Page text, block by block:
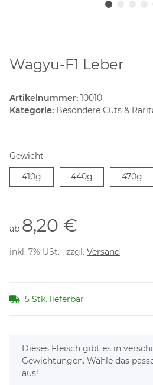
Wagyu-F1 Leber
Artikelnummer: 10010
Kategorie: Besondere Cuts &
Gewicht
410g
440g 470g
ab 8,20 €
inkl. 7% USt. , zzgl. Versand
5 Stk. lieferbar
x
Dieses Fleisch gibt es in
Gewichtungen. Wähle das
aus!